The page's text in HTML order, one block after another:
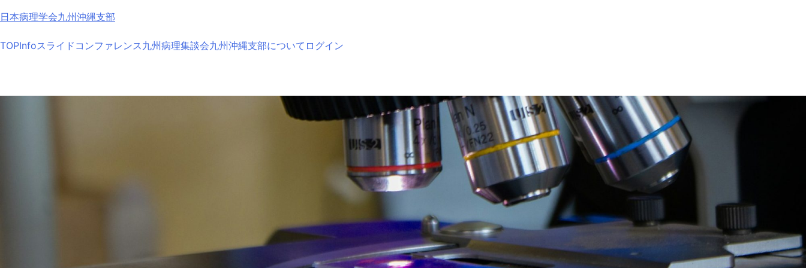
Skip
content
日本病理学会九州沖縄支部
TOPInfoスライドコンファレンス九州病理集談会九州沖縄支部について ログイン